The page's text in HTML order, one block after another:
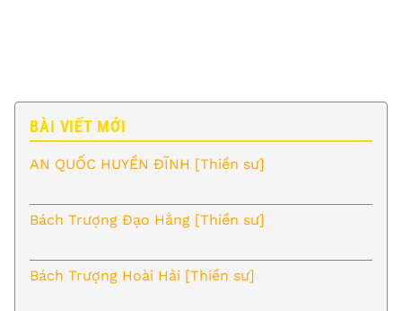
BÀI VIẾT MỚI
AN QUỐC HUYỀN ĐĨNH [Thiền sư]
Bách Trượng Đạo Hằng [Thiền sư]
Bách Trượng Hoài Hải [Thiền sư]